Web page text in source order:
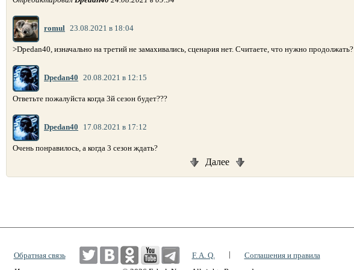
romul 23.08.2021 в 18:04
>Dpedan40, изначально на третий не замахивались, сценария нет. Считаете, что нужно продолжать?
Dpedan40 20.08.2021 в 12:15
Ответьте пожалуйста когда 3й сезон будет???
Dpedan40 17.08.2021 в 17:12
Очень понравилось, а когда 3 сезон ждать?
Далее
Обратная связь F. A. Q. |
Соглашения и правила